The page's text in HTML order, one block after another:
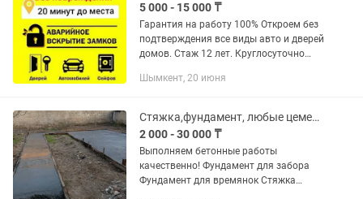
5 000 - 15 000 ₸
Гарантия на работу 100% Откроем без
подтверждения все виды авто и дверей
домов. Стаж 12 лет. Круглосуточно
выезд:быстро и качественно
Шымкент, 20 июня
Стяжка,фундамент, любые цементные работы
2 000 - 30 000 ₸
Выполняем бетонные работы
качественно! Фундамент для забора
Фундамент для времянок Стяжка